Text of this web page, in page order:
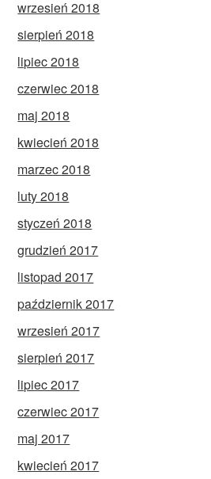
wrzesień 2018
sierpień 2018
lipiec 2018
czerwiec 2018
maj 2018
kwiecień 2018
marzec 2018
luty 2018
styczeń 2018
grudzień 2017
listopad 2017
październik 2017
wrzesień 2017
sierpień 2017
lipiec 2017
czerwiec 2017
maj 2017
kwiecień 2017